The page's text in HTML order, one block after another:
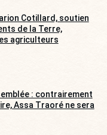
Cotillard, soutien
de la Terre,
agriculteurs
: contrairement
Assa Traoré ne sera